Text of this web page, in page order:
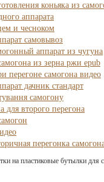
коньяка из
аппарата
и чесноком
самовывоз
аппарат из чугуна
из зерна ржи epub
перегоне самогона видео
дачник стандарт
самогону
для второго перегона
перегонка
на пластиковые бутылки для